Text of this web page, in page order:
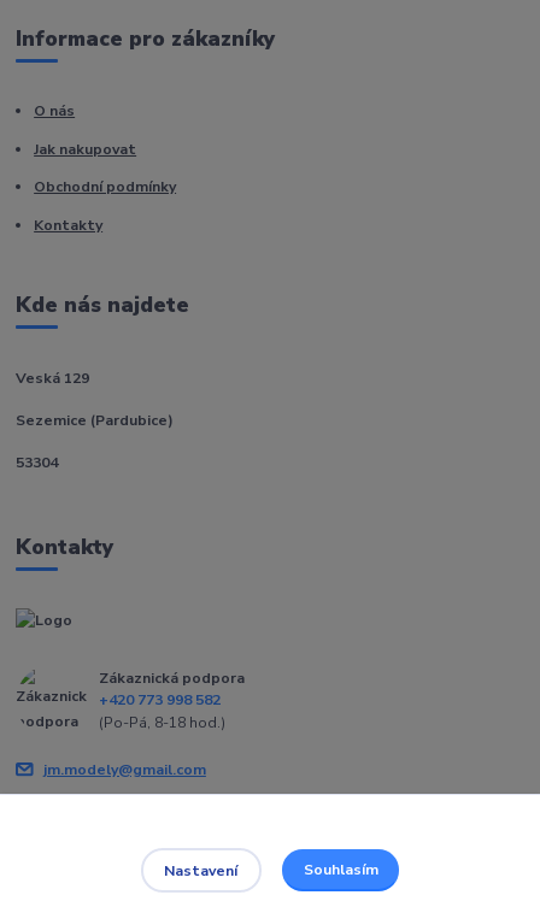
Informace pro zákazníky
O nás
Jak nakupovat
Obchodní podmínky
Kontakty
Kde nás najdete
Veská 129
Sezemice (Pardubice)
53304
Kontakty
Zákaznická podpora
+420 773 998 582
(Po-Pá, 8-18 hod.)
jm.modely@gmail.com
Nastavení Souhlasím